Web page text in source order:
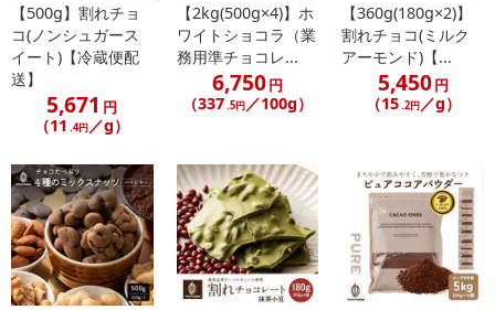
【500g】割れチョ
コ(ノンシュガース
イート)【冷蔵便配
送】
5,671 円
（11 .4円 ／g）
【2kg(500g×4)】ホ
ワイトショコラ（業
務用準チョコレ...
6,750円
（337.5円／100g）
【360g(180g×2)】
割れチョコ(ミルク
アーモンド)【...
5,450円
（15.2円／g）